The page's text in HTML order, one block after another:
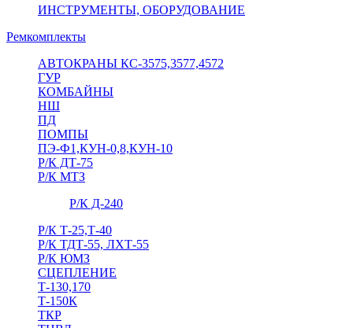
ИНСТРУМЕНТЫ, ОБОРУДОВАНИЕ
Ремкомплекты
АВТОКРАНЫ КС-3575,3577,4572
ГУР
КОМБАЙНЫ
НШ
ПД
ПОМПЫ
ПЭ-Ф1,КУН-0,8,КУН-10
Р/К ДТ-75
Р/К МТЗ
Р/К Д-240
Р/К Т-25,Т-40
Р/К ТДТ-55, ЛХТ-55
Р/К ЮМЗ
СЦЕПЛЕНИЕ
Т-130,170
Т-150К
ТКР